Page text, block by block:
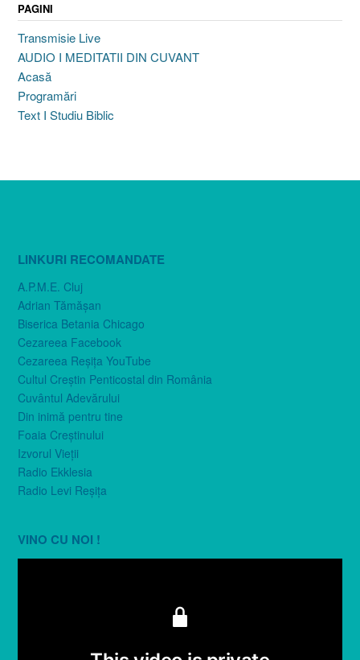
PAGINI
Transmisie Live
AUDIO I MEDITATII DIN CUVANT
Acasă
Programări
Text I Studiu Biblic
LINKURI RECOMANDATE
A.P.M.E. Cluj
Adrian Tămăşan
Biserica Betania Chicago
Cezareea Facebook
Cezareea Reşiţa YouTube
Cultul Creştin Penticostal din România
Cuvântul Adevărului
Din inimă pentru tine
Foaia Creştinului
Izvorul Vieţii
Radio Ekklesia
Radio Levi Reşiţa
VINO CU NOI !